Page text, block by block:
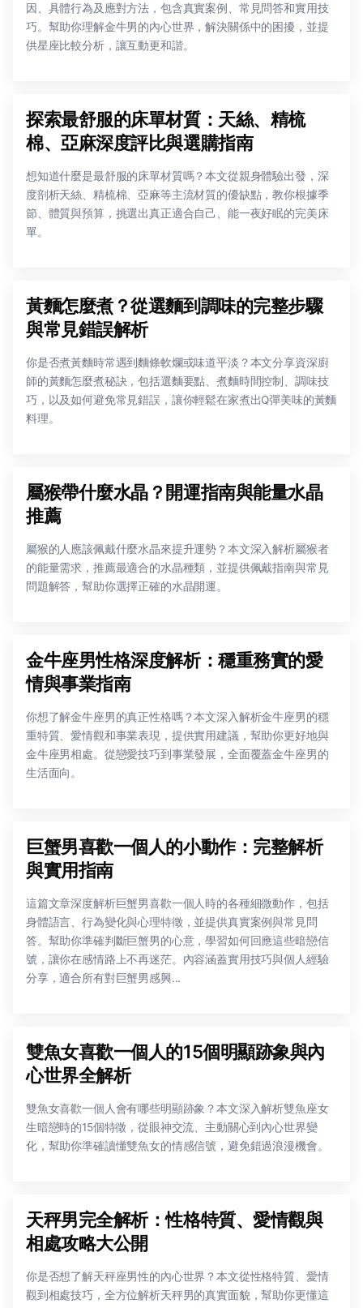
因、具體行為及應對方法，包含真實案例、常見問答和實用技
巧。幫助你理解金牛男的內心世界，解決關係中的困擾，並提
供星座比較分析，讓互動更和諧。
探索最舒服的床單材質：天絲、精梳
棉、亞麻深度評比與選購指南
想知道什麼是最舒服的床單材質嗎？本文從親身體驗出發，深
度剖析天絲、精梳棉、亞麻等主流材質的優缺點，教你根據季
節、體質與預算，挑選出真正適合自己、能一夜好眠的完美床
單。
黃麵怎麼煮？從選麵到調味的完整步驟
與常見錯誤解析
你是否煮黃麵時常遇到麵條軟爛或味道平淡？本文分享資深廚
師的黃麵怎麼煮秘訣，包括選麵要點、煮麵時間控制、調味技
巧，以及如何避免常見錯誤，讓你輕鬆在家煮出Q彈美味的黃麵
料理。
屬猴帶什麼水晶？開運指南與能量水晶
推薦
屬猴的人應該佩戴什麼水晶來提升運勢？本文深入解析屬猴者
的能量需求，推薦最適合的水晶種類，並提供佩戴指南與常見
問題解答，幫助你選擇正確的水晶開運。
金牛座男性格深度解析：穩重務實的愛
情與事業指南
你想了解金牛座男的真正性格嗎？本文深入解析金牛座男的穩
重特質、愛情觀和事業表現，提供實用建議，幫助你更好地與
金牛座男相處。從戀愛技巧到事業發展，全面覆蓋金牛座男的
生活面向。
巨蟹男喜歡一個人的小動作：完整解析
與實用指南
這篇文章深度解析巨蟹男喜歡一個人時的各種細微動作，包括
身體語言、行為變化與心理特徵，並提供真實案例與常見問
答。幫助你準確判斷巨蟹男的心意，學習如何回應這些暗戀信
號，讓你在感情路上不再迷茫。內容涵蓋實用技巧與個人經驗
分享，適合所有對巨蟹男感興...
雙魚女喜歡一個人的15個明顯跡象與內
心世界全解析
雙魚女喜歡一個人會有哪些明顯跡象？本文深入解析雙魚座女
生暗戀時的15個特徵，從眼神交流、主動關心到內心世界變
化，幫助你準確讀懂雙魚女的情感信號，避免錯過浪漫機會。
天秤男完全解析：性格特質、愛情觀與
相處攻略大公開
你是否想了解天秤座男性的內心世界？本文從性格特質、愛情
觀到相處技巧，全方位解析天秤男的真實面貌，幫助你更懂這